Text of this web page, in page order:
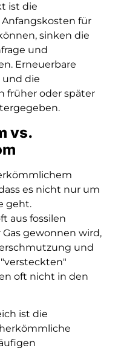
ist die
für
sinken die
und
Erneuerbare
und die
früher oder später
vs.
es nicht nur um
geht.
aus fossilen
gewonnen wird,
und
oft nicht in den
ist die